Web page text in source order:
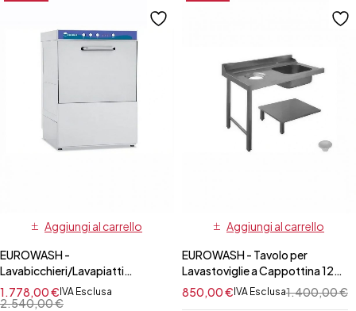
Aggiungi al carrello
EUROWASH -
Lavabicchieri/Lavapiatti
Monofase Cesto Quadrato
45x45 cm
2.540,00€
1.778,00€IVA Esclusa
Aggiungi al carrello
EUROWASH - Tavolo per
Lavastoviglie a Cappottina 120
cm SX/DX con Vasca e Foro
1.400,00€
850,00€IVA Esclusa